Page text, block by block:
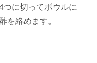
つに切ってボウルに
を絡めます。